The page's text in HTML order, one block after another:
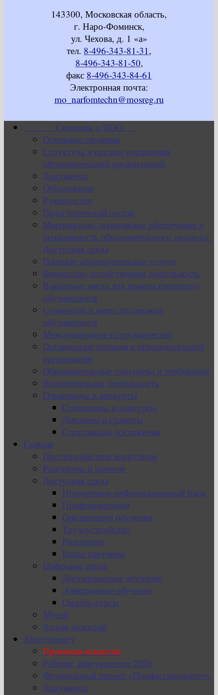
143300, Московская область,
г. Наро-Фоминск,
ул. Чехова, д. 1 «а»
тел. 8-496-343-81-31,
8-496-343-81-50,
факс 8-496-343-84-61
Электронная почта:
mo_narfomtechn@mosreg.ru
Сведения о ПОО
Основные сведения
Структура и органы управления
образовательной организацией
Документы
Образование
Руководство
Педагогический состав
Материально-техническое обеспечение и
оснащенность образовательного процесса.
Доступная среда
Платные образовательные услуги
Финансово-хозяйственная деятельность
Вакантные места для приема (перевода)
обучающихся
Стипендии и меры поддержки
обучающихся
Международное сотрудничество
Организация питания в образовательной
организации
Образовательные стандарты и требования
Воспитательная деятельность
Олимпиады и конкурсы
Олимпиады и конкурсы
Дипломы и грамоты
Спортивные достижения
Главная
Противодействие коррупции
Разговоры о важном
Доступная среда
Нормативно-информационный блок
Профориентация
Организация обучения
Трудоустройство
Родителям
Наши партнеры
Цифровая среда
Дистанционное обучение
Электронное обучение
Онлайн-курсы
Музей
Архив новостей
Абитуриенту
Приемная комиссия
Рейтинг абитуриентов 2026
Федеральный проект «Профессионалитет»
Документы